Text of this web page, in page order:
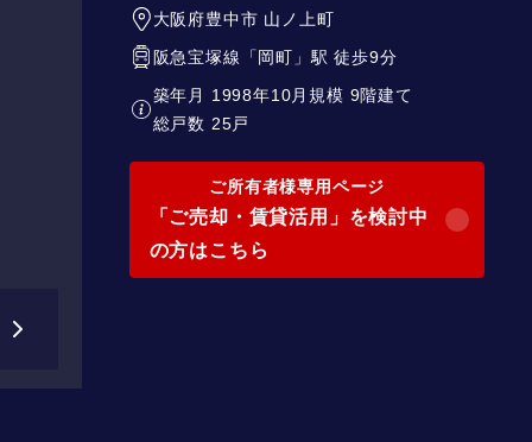
大阪府豊中市 山ノ上町
阪急宝塚線 「岡町 」駅 徒歩9分
築年月 1998年10月規模 9階建て
総戸数 25戸
ご所有者様専用ページ
「ご売却・賃貸活用」を検討中
の方はこちら